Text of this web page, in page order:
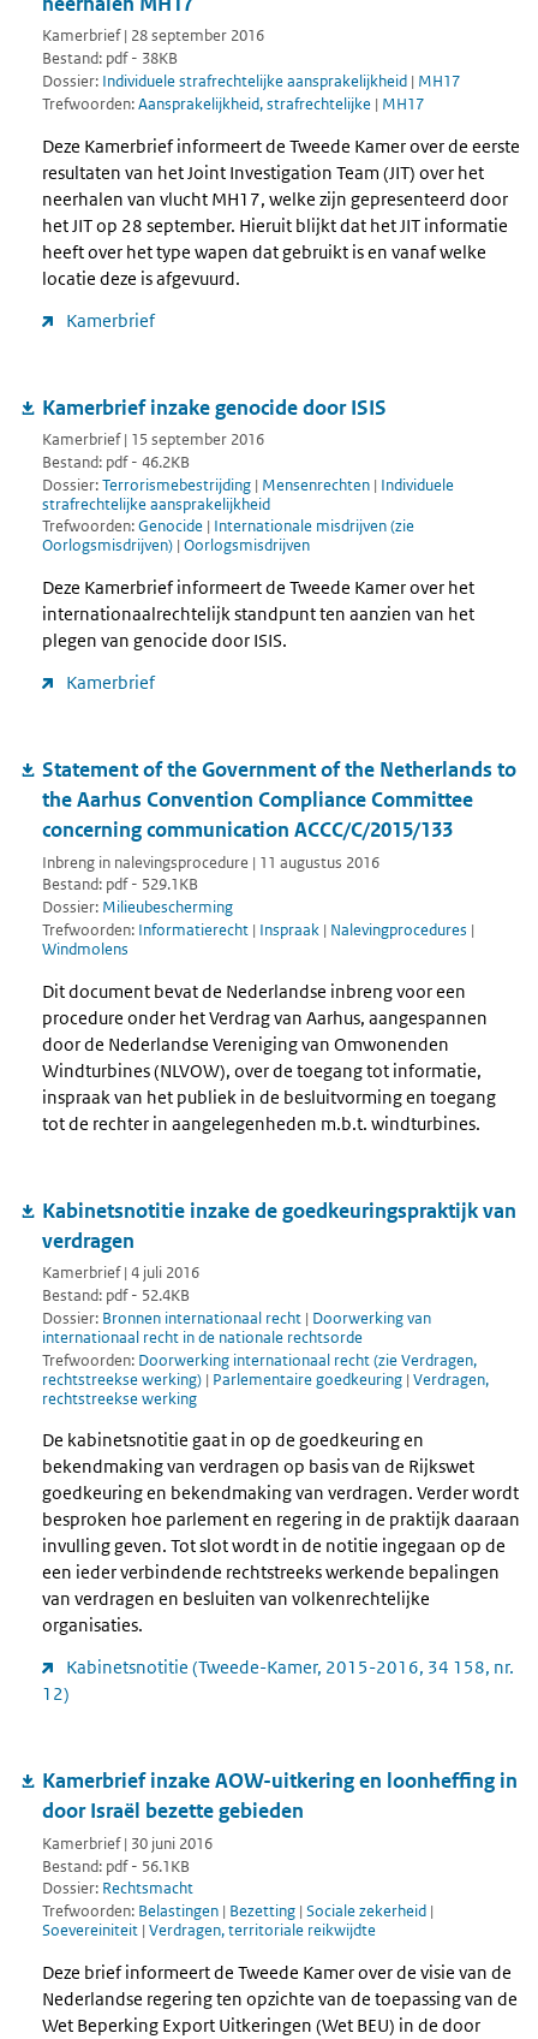
Kamerbrief | 28 september 2016
Bestand: pdf - 38KB
Dossier: Individuele strafrechtelijke aansprakelijkheid | MH17
Trefwoorden:Aansprakelijkheid, strafrechtelijke | MH17
Deze Kamerbrief informeert de Tweede Kamer over de eerste
resultaten van het Joint Investigation Team (JIT) over het
neerhalen van vlucht MH17, welke zijn gepresenteerd door
het JIT op 28 september. Hieruit blijkt dat het JIT informatie
heeft over het type wapen dat gebruikt is en vanaf welke
locatie deze is afgevuurd.
Kamerbrief
Kamerbrief inzake genocide door ISIS
Kamerbrief | 15 september 2016
Bestand: pdf - 46.2KB
Dossier:Terrorismebestrijding | Mensenrechten | Individuele
strafrechtelijke aansprakelijkheid
Trefwoorden:Genocide | Internationale misdrijven (zie
Oorlogsmisdrijven) | Oorlogsmisdrijven
Deze Kamerbrief informeert de Tweede Kamer over het
internationaalrechtelijk standpunt ten aanzien van het
plegen van genocide door ISIS.
Kamerbrief
Statement of the Government of the Netherlands to
the Aarhus Convention Compliance Committee
concerning communication ACCC/C/2015/133
Inbreng in nalevingsprocedure | 11 augustus 2016
Bestand: pdf - 529.1KB
Dossier: Milieubescherming
Trefwoorden: Informatierecht | Inspraak | Nalevingprocedures |
Windmolens
Dit document bevat de Nederlandse inbreng voor een
procedure onder het Verdrag van Aarhus, aangespannen
door de Nederlandse Vereniging van Omwonenden
Windturbines (NLVOW), over de toegang tot informatie,
inspraak van het publiek in de besluitvorming en toegang
tot de rechter in aangelegenheden m.b.t. windturbines.
Kabinetsnotitie inzake de goedkeuringspraktijk van
verdragen
Kamerbrief | 4 juli 2016
Bestand: pdf - 52.4KB
Dossier: Bronnen internationaal recht | Doorwerking van
internationaal recht in de nationale rechtsorde
Trefwoorden: Doorwerking internationaal recht (zie Verdragen,
rechtstreekse werking) | Parlementaire goedkeuring | Verdragen,
rechtstreekse werking
De kabinetsnotitie gaat in op de goedkeuring en
bekendmaking van verdragen op basis van de Rijkswet
goedkeuring en bekendmaking van verdragen. Verder wordt
besproken hoe parlement en regering in de praktijk daaraan
invulling geven. Tot slot wordt in de notitie ingegaan op de
een ieder verbindende rechtstreeks werkende bepalingen
van verdragen en besluiten van volkenrechtelijke
organisaties.
Kabinetsnotitie (Tweede-Kamer, 2015-2016, 34 158, nr.
12)
Kamerbrief inzake AOW-uitkering en loonheffing in
door Israël bezette gebieden
Kamerbrief | 30 juni 2016
Bestand: pdf - 56.1KB
Dossier: Rechtsmacht
Trefwoorden: Belastingen | Bezetting | Sociale zekerheid |
Soevereiniteit | Verdragen, territoriale reikwijdte
Deze brief informeert de Tweede Kamer over de visie van de
Nederlandse regering ten opzichte van de toepassing van de
Wet Beperking Export Uitkeringen (Wet BEU) in de door